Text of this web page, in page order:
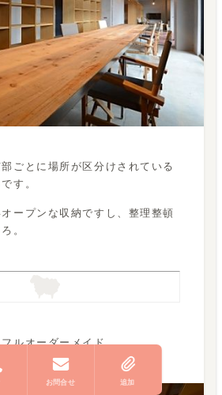
ごとに場所が区分けされている
す。
ープンな収納ですし、整理整頓
。
ルオーダーメイド。
お問合せ 追加